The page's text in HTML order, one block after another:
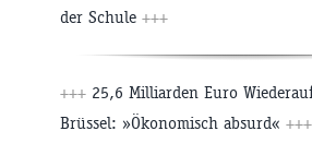
der Schule +++
+++ 25,6 Milliarden Euro
Brüssel: »Ökonomisch absurd« +++